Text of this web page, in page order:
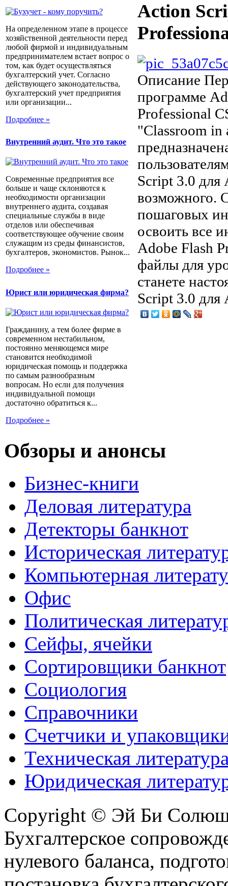
На определенном этапе в процессе
хозяйственной деятельности перед
любой фирмой и индивидуальным
предпринимателем встает вопрос о
том, как будет осуществляться
бухгалтерский учет. Согласно
действующего законодательства,
бухгалтерский учет предприятия
или организации...
Подробнее »
Внутренний аудит. Что это такое
Современные предприятия все
больше и чаще склоняются к
необходимости организации
внутреннего аудита, создавая
специальные службы в виде
отделов или обеспечивая
соответствующее обучение своим
служащим из среды финансистов,
бухгалтеров, экономистов. Рынок...
Подробнее »
Юрист или юридическая фирма?
Гражданину, а тем более фирме в
современном нестабильном,
постоянно меняющемся мире
становится необходимой
юридическая помощь и поддержка
по самым разнообразным
вопросам. Но если для получения
индивидуальной помощи
достаточно обратиться к...
Подробнее »
Action
Описание
программе
Professional
"Classroom in
Script 3.0 для
возможного.
пошаговых
освоить все
Adobe Flash
файлы для
станете
Script 3.0 для
Обзоры и анонсы
Бизнес-книги
Деловая литература
Детекторы банкнот
Историческая
Компьютерная
Офис
Политическая
Сейфы, ячейки
Сортировщики банкнот
Социология
Справочники
Счетчики и
Техническая
Юридическая
Copyright © Эй Би
Бухгалтерское
нулевого баланса,